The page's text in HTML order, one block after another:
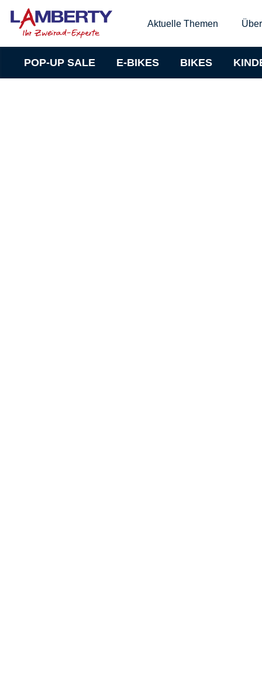
Aktuelle Themen
POP-UP SALE E-BIKES BIKES